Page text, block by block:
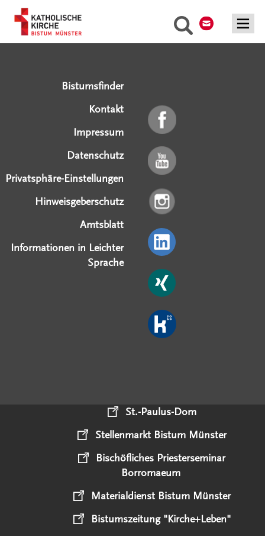
Suche
Bistumsfinder
Kontakt
Impressum
Datenschutz
Privatsphäre-Einstellungen
Hinweisgeberschutz
Amtsblatt
Informationen in Leichter
Sprache
St.-Paulus-Dom
Stellenmarkt Bistum Münster
Bischöfliches Priesterseminar
Borromaeum
Materialdienst Bistum Münster
Bistumszeitung "Kirche+Leben"